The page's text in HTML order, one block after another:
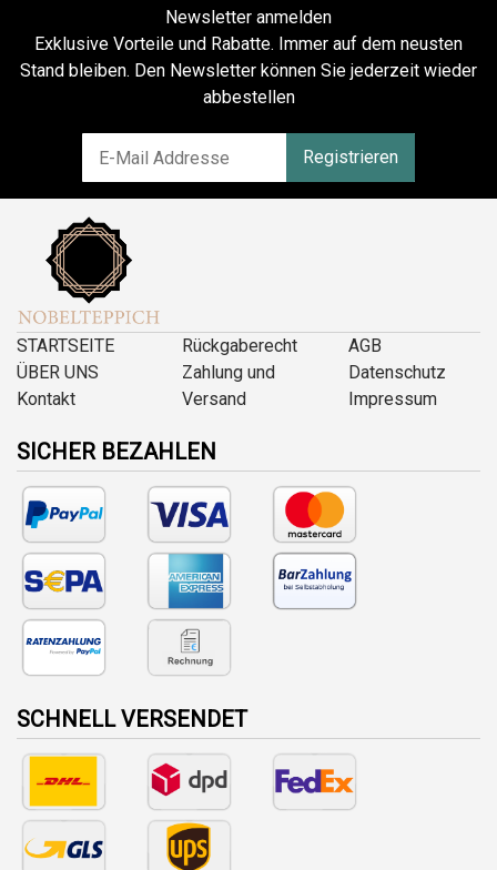
Newsletter anmelden
Exklusive Vorteile und Rabatte. Immer auf dem neusten
Stand bleiben. Den Newsletter können Sie jederzeit wieder
abbestellen
Registrieren
STARTSEITE
ÜBER UNS
Kontakt
Rückgaberecht
Zahlung und
Versand
AGB
Datenschutz
Impressum
SICHER BEZAHLEN
SCHNELL VERSENDET